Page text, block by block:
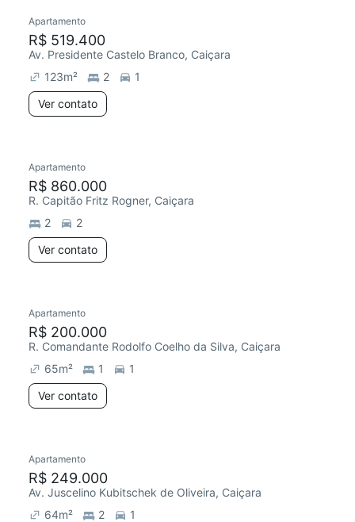
Redecorar
Apartamento
R$ 519.400
Av. Presidente Castelo Branco, Caiçara
123m² 2
1
Ver contato
Apartamento
R$ 860.000
R. Capitão Fritz Rogner, Caiçara
2
2
Ver contato
Redecorar
Apartamento
R$ 200.000
R. Comandante Rodolfo Coelho da Silva, Caiçara
65m² 1
1
Ver contato
Redecorar
Apartamento
R$ 249.000
Av. Juscelino Kubitschek de Oliveira, Caiçara
64m² 2
1